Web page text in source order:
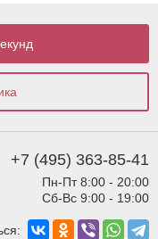
+7 (495) 363-85-41
Пн-Пт 8:00 - 20:00
Сб-Вс 9:00 - 19:00